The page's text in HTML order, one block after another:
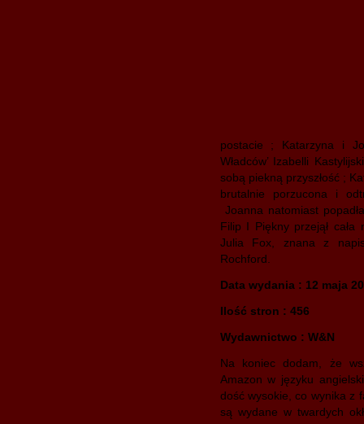
postacie ; Katarzyna i
Władców’ Izabelli
sobą piekną przyszłość ;
brutalnie porzucona i
Joanna natomiast
Filip I Piękny przejął
Julia Fox, znana z
Rochford.
Data wydania : 12 maja
Ilość stron : 456
Wydawnictwo : W&N
Na koniec dodam, że
Amazon w języku
dość wysokie, co wynika z
są wydane w twardych